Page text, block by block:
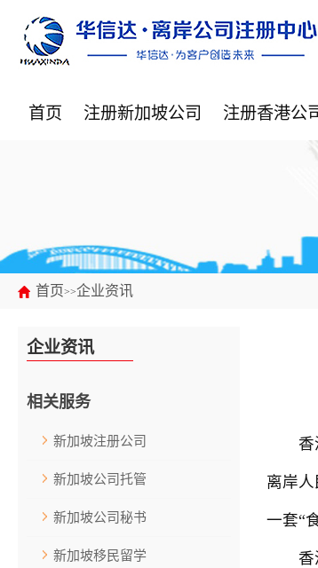
首页 注册新加坡公司 注册香港公
首页>>企业资讯
企业资讯
相关服务
新加坡注册公司
新加坡公司托管
新加坡公司秘书
新加坡移民留学
香港
离岸
一套“
香港